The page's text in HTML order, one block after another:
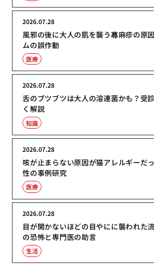
風邪の後に大人の肌を襲う蕁麻疹の原
ムの誤作動
2026.07.28
医療
舌のブツブツは大人の溶連菌かも？受
く解説
2026.07.28
知識
咳が止まらない原因が猫アレルギーだ
性の事例研究
2026.07.28
医療
目が開かないほどの目やにに襲われた
の恐怖と専門医の助言
2026.07.28
生活